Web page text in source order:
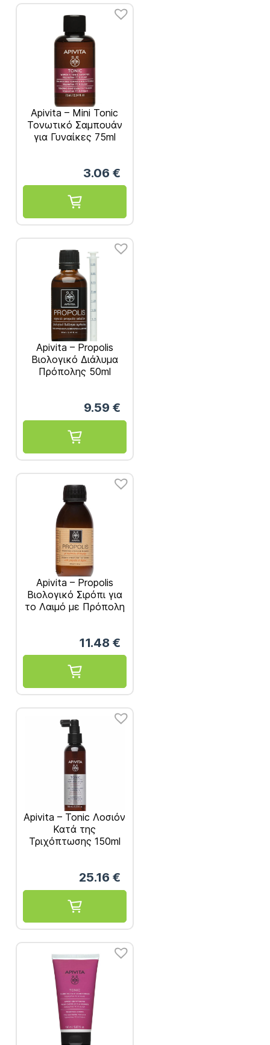
Apivita – Mini Tonic
Τονωτικό Σαμπουάν
για Γυναίκες 75ml
3.06 €
Apivita – Propolis
Βιολογικό Διάλυμα
Πρόπολης 50ml
9.59 €
Apivita – Propolis
Βιολογικό Σιρόπι για
το Λαιμό με Πρόπολη
11.48 €
Apivita – Tonic Λοσιόν
Κατά της
Τριχόπτωσης 150ml
25.16 €